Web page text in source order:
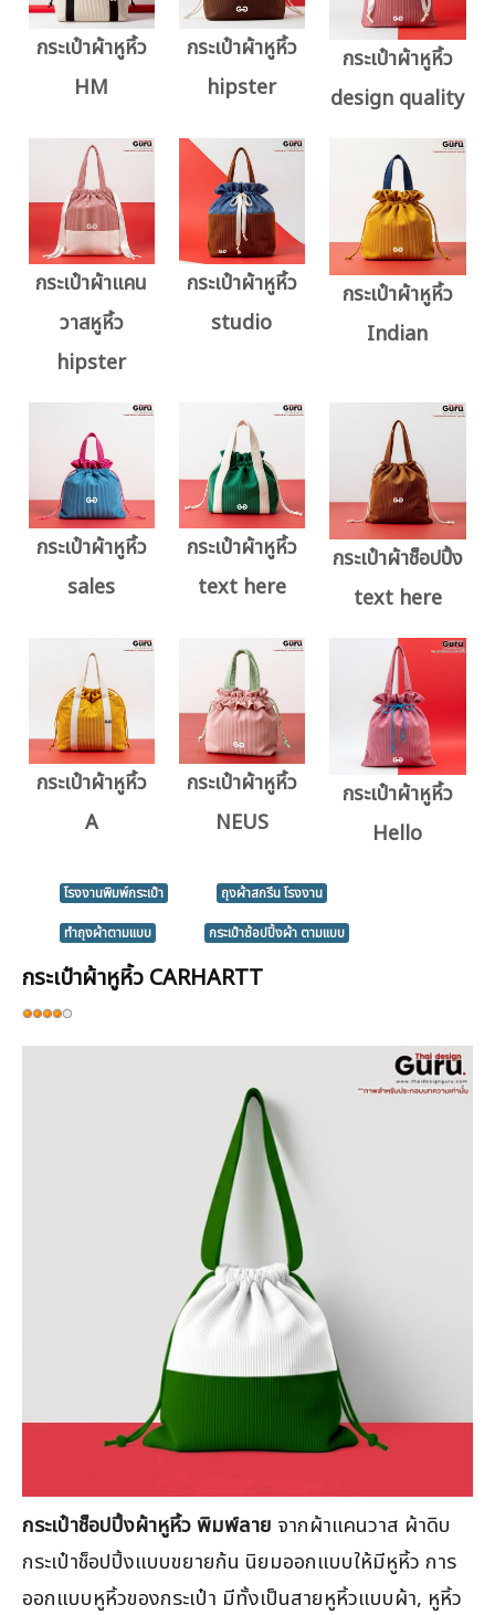
กระเป๋าผ้าหูหิ้ว
HM
กระเป๋าผ้าหูหิ้ว
hipster
กระเป๋าผ้าหูหิ้ว
design quality
กระเป๋าผ้าแคน
วาสหูหิ้ว
hipster
กระเป๋าผ้าหูหิ้ว
studio
กระเป๋าผ้าหูหิ้ว
Indian
กระเป๋าผ้าหูหิ้ว
sales
กระเป๋าผ้าหูหิ้ว
text here
กระเป๋าผ้าช็อปปิ้ง
text here
กระเป๋าผ้าหูหิ้ว
A
กระเป๋าผ้าหูหิ้ว
NEUS
กระเป๋าผ้าหูหิ้ว
Hello
โรงงานพิมพ์กระเป๋า
ถุงผ้าสกรีน โรงงาน
ทำถุงผ้าตามแบบ
กระเป๋าช้อปปิ้งผ้า ตามแบบ
กระเป๋าผ้าหูหิ้ว CARHARTT
ให้
เรต
กระเป๋าช็อปปิ้งผ้าหูหิ้ว พิมพ์ลาย จากผ้าแคนวาส ผ้าดิบ
กระเป๋าช็อปปิ้งแบบขยายก้น นิยมออกแบบให้มีหูหิ้ว การ
ออกแบบหูหิ้วของกระเป๋า มีทั้งเป็นสายหูหิ้วแบบผ้า, หูหิ้ว